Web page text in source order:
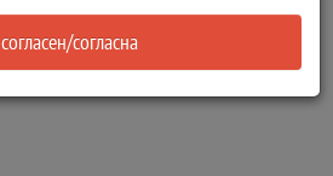
Я согласен/согласна